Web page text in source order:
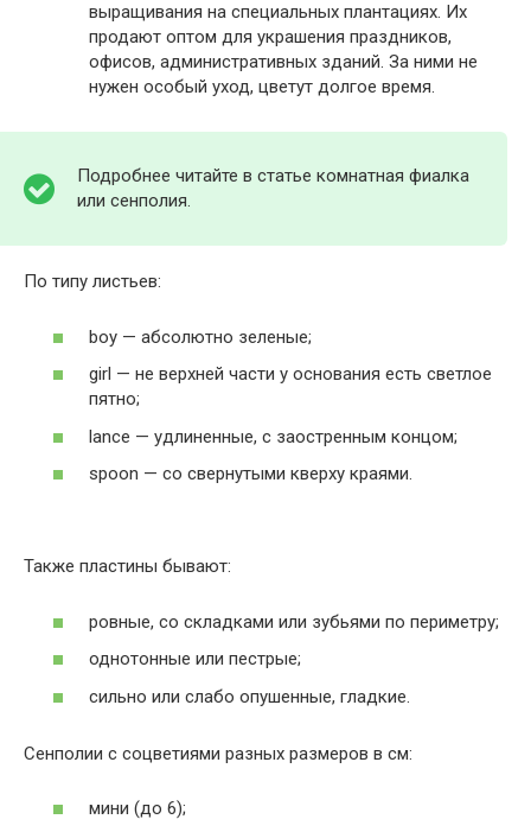
выращивания на специальных плантациях. Их
продают оптом для украшения праздников,
офисов, административных зданий. За ними не
нужен особый уход, цветут долгое время.
Подробнее читайте в статье комнатная фиалка
или сенполия.
По типу листьев:
boy — абсолютно зеленые;
girl — не верхней части у основания есть светлое
пятно;
lance — удлиненные, с заостренным концом;
spoon — со свернутыми кверху краями.
Также пластины бывают:
ровные, со складками или зубьями по периметру;
однотонные или пестрые;
сильно или слабо опушенные, гладкие.
Сенполии с соцветиями разных размеров в см:
мини (до 6);